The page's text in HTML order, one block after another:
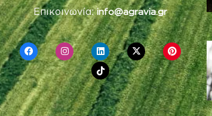
Επικοινωνία:info@agravia.gr